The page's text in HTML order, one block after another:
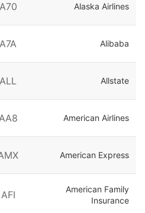
Alaska Airlines
A70
Alibaba
A7A
Allstate
ALL
American Airlines
AA8
American Express
AMX
American Family
Insurance
AFI